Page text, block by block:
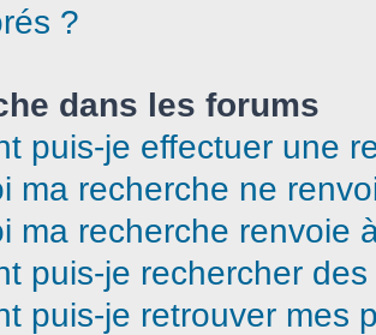
?
dans les forums
puis-je effectuer une
ma recherche ne
ma recherche renvoie
puis-je rechercher
puis-je retrouver mes